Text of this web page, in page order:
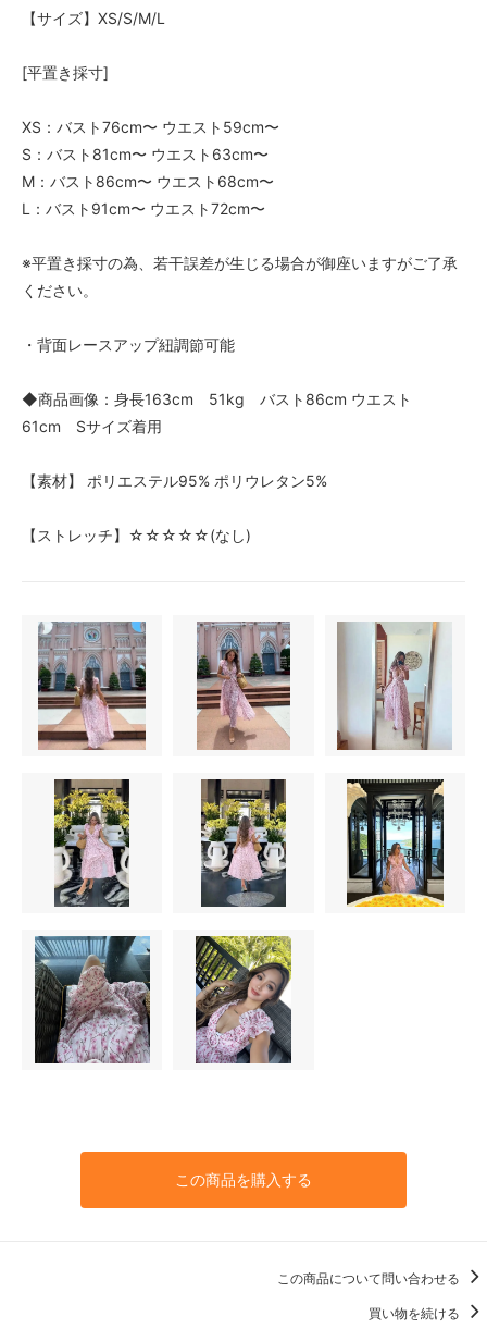
【サイズ】XS/S/M/L
[平置き採寸]
XS：バスト76cm〜 ウエスト59cm〜
S：バスト81cm〜 ウエスト63cm〜
M：バスト86cm〜 ウエスト68cm〜
L：バスト91cm〜 ウエスト72cm〜
※平置き採寸の為、若干誤差が生じる場合が御座いますがご了承
ください。
・背面レースアップ紐調節可能
◆商品画像：身長163cm 51kg バスト86cm ウエスト
61cm Sサイズ着用
【素材】 ポリエステル95% ポリウレタン5%
【ストレッチ】☆☆☆☆☆(なし)
この商品を購入する
この商品について問い合わせる
買い物を続ける